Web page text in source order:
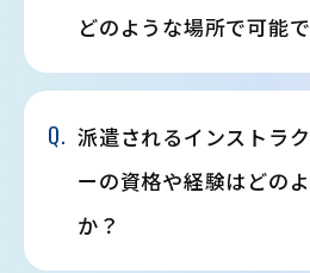
どのような場所で可能
Q. 派遣されるインストラ
ーの資格や経験はどの
か？